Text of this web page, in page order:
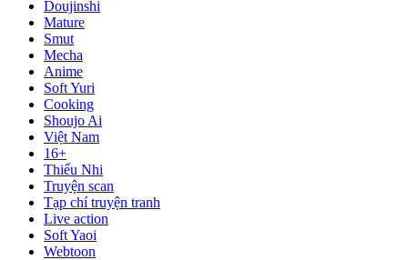
Doujinshi
Mature
Smut
Mecha
Anime
Soft Yuri
Cooking
Shoujo Ai
Việt Nam
16+
Thiếu Nhi
Truyện scan
Tạp chí truyện tranh
Live action
Soft Yaoi
Webtoon